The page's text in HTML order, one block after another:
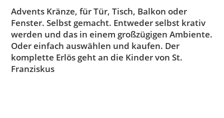
Advents Kränze, für Tür, Tisch, Balkon oder
Fenster. Selbst gemacht. Entweder selbst krativ
werden und das in einem großzügigen Ambiente.
Oder einfach auswählen und kaufen. Der
komplette Erlös geht an die Kinder von St.
Franziskus